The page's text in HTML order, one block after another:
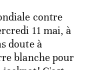
contre
11 mai, à
doute à
blanche pour